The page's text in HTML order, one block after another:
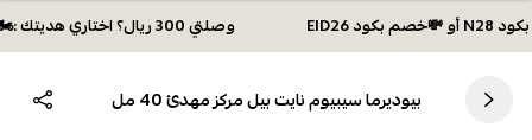
وصلتي 300 ريال؟ اختاري هديتك :🏍 شحن مجاني بكود N28 أو 💸خصم بكود EID26
بيوديرما سيبيوم نايت بيل مركز مهدئ 40 مل